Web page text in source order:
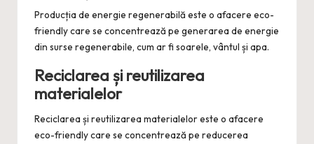
Producția de energie regenerabilă este o afacere eco-
friendly care se concentrează pe generarea de energie
din surse regenerabile, cum ar fi soarele, vântul și apa.
Reciclarea și reutilizarea
materialelor
Reciclarea și reutilizarea materialelor este o afacere
eco-friendly care se concentrează pe reducerea